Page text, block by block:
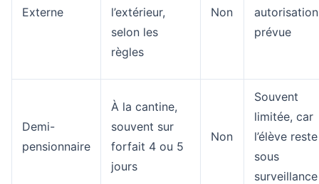
Externe
l’extérieur,
selon les
règles
Non
autorisation
prévue
Demi-
pensionnaire
À la cantine,
souvent sur
forfait 4 ou 5
jours
Non
Souvent
limitée, car
l’élève reste
sous
surveillance